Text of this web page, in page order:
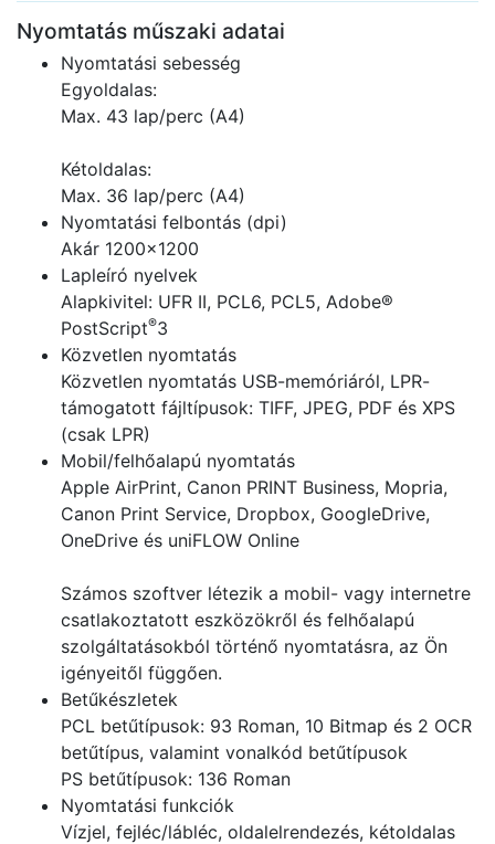
Nyomtatás műszaki adatai
Nyomtatási sebesség
Egyoldalas:
Max. 43 lap/perc (A4)
Kétoldalas:
Max. 36 lap/perc (A4)
Nyomtatási felbontás (dpi)
Akár 1200×1200
Lapleíró nyelvek
Alapkivitel: UFR II, PCL6, PCL5, Adobe®
PostScript®3
Közvetlen nyomtatás
Közvetlen nyomtatás USB-memóriáról, LPR-
támogatott fájltípusok: TIFF, JPEG, PDF és XPS
(csak LPR)
Mobil/felhőalapú nyomtatás
Apple AirPrint, Canon PRINT Business, Mopria,
Canon Print Service, Dropbox, GoogleDrive,
OneDrive és uniFLOW Online
Számos szoftver létezik a mobil- vagy internetre
csatlakoztatott eszközökről és felhőalapú
szolgáltatásokból történő nyomtatásra, az Ön
igényeitől függően.
Betűkészletek
PCL betűtípusok: 93 Roman, 10 Bitmap és 2 OCR
betűtípus, valamint vonalkód betűtípusok
PS betűtípusok: 136 Roman
Nyomtatási funkciók
Vízjel, fejléc/lábléc, oldalelrendezés, kétoldalas